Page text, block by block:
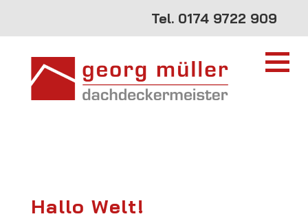
Tel. 0174 9722 909
Hallo Welt!